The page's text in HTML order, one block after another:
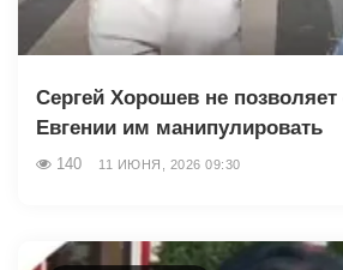
Сергей Хорошев не позволяет
Евгении им манипулировать
140 11 ИЮНЯ, 2026 09:30